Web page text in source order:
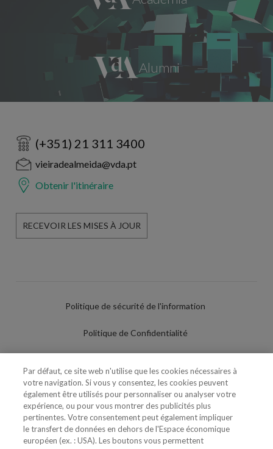
(+351) 21 311 3400
vieiradealmeida@vda.pt
Obtenir l'itinéraire
RECEVOIR LES MISES À JOUR
Politique de sécurité de l'information
Politique de Confidentialité
Politique de Cookies
Paramètres des cookies
Utilisation Frauduleuse du Nom/Brand
Par défaut, ce site web n'utilise que les cookies nécessaires à
votre navigation. Si vous y consentez, les cookies peuvent
également être utilisés pour personnaliser ou analyser votre
expérience, ou pour vous montrer des publicités plus
pertinentes. Votre consentement peut également impliquer
le transfert de données en dehors de l'Espace économique
européen (ex. : USA). Les boutons vous permettent